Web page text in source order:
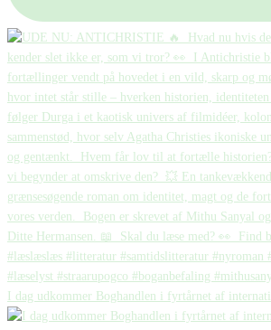
I dag udkommer Boghandlen i fyrtårnet af internati